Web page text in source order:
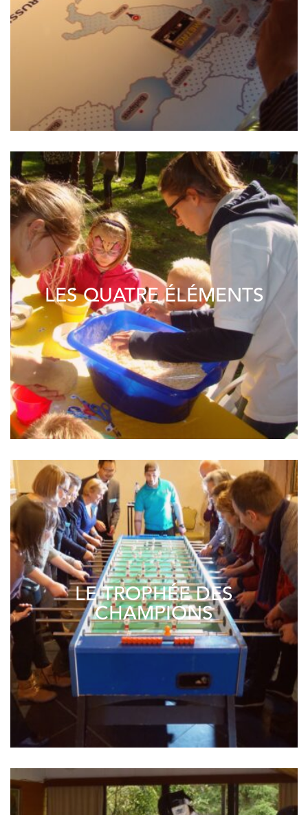
LES QUATRE ÉLÉMENTS
LE TROPHÉE DES
CHAMPIONS